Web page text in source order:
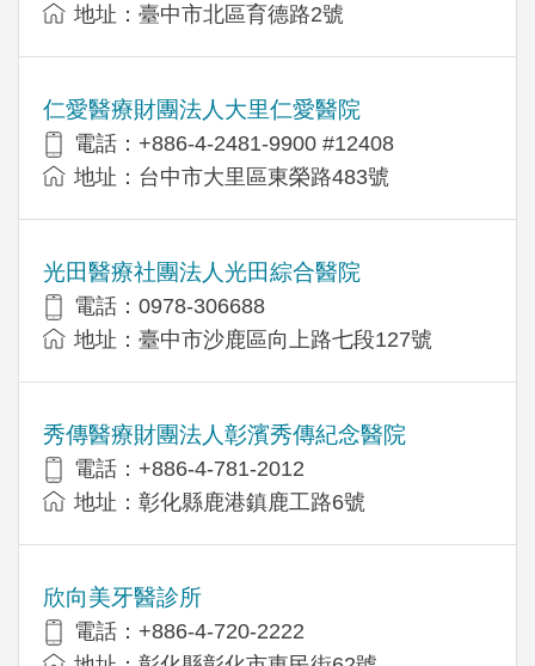
地址：臺中市北區育德路2號
仁愛醫療財團法人大里仁愛醫院
電話：+886-4-2481-9900 #12408
地址：台中市大里區東榮路483號
光田醫療社團法人光田綜合醫院
電話：0978-306688
地址：臺中市沙鹿區向上路七段127號
秀傳醫療財團法人彰濱秀傳紀念醫院
電話：+886-4-781-2012
地址：彰化縣鹿港鎮鹿工路6號
欣向美牙醫診所
電話：+886-4-720-2222